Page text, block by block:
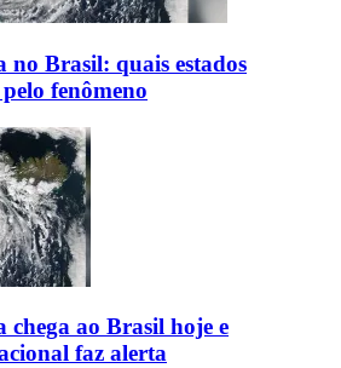
no Brasil: quais estados
fenômeno
chega ao Brasil hoje e
faz alerta